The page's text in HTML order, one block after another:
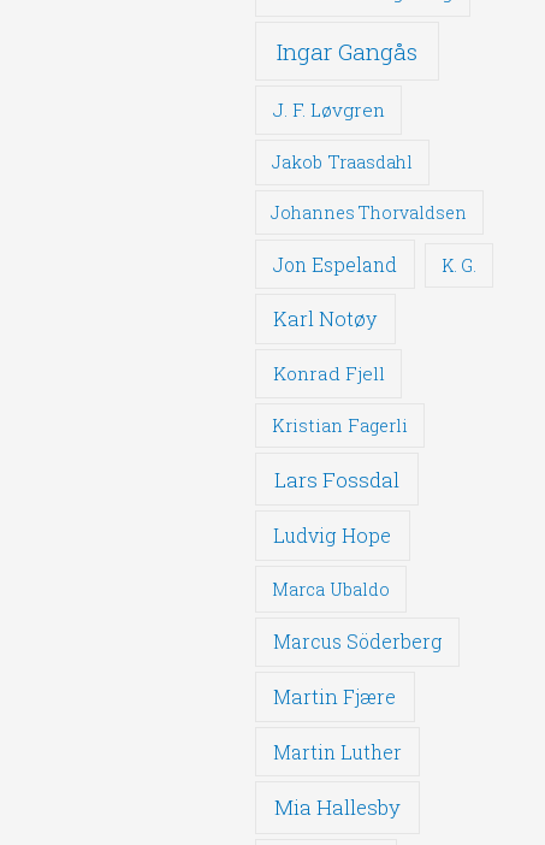
Ingar Gangås
J. F. Løvgren
Jakob Traasdahl
Johannes Thorvaldsen
Jon Espeland K. G.
Karl Notøy
Konrad Fjell
Kristian Fagerli
Lars Fossdal
Ludvig Hope
Marca Ubaldo
Marcus Söderberg
Martin Fjære
Martin Luther
Mia Hallesby